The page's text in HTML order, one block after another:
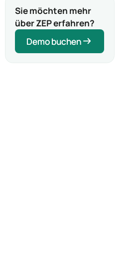
Sie möchten mehr
über ZEP erfahren?
Demo buchen
Demo buchen